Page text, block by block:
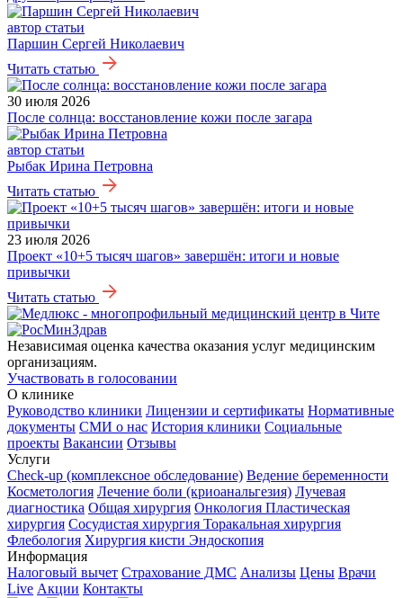
автор статьи
Паршин Сергей Николаевич
Читать статью
30 июля 2026
После солнца: восстановление кожи после загара
автор статьи
Рыбак Ирина Петровна
Читать статью
23 июля 2026
Проект «10+5 тысяч шагов» завершён: итоги и новые
привычки
Читать статью
Независимая оценка качества оказания услуг медицинским
организациям.
Участвовать в голосовании
О клинике
Руководство клиники Лицензии и сертификаты Нормативные
документы СМИ о нас История клиники Социальные
проекты Вакансии Отзывы
Услуги
Check-up (комплексное обследование) Ведение беременности
Косметология Лечение боли (криоанальгезия) Лучевая
диагностика Общая хирургия Онкология Пластическая
хирургия Сосудистая хирургия Торакальная хирургия
Флебология Хирургия кисти Эндоскопия
Информация
Налоговый вычет Страхование ДМС Анализы Цены Врачи
Live Акции Контакты